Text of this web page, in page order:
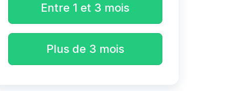
Entre 1 et 3 mois
Plus de 3 mois